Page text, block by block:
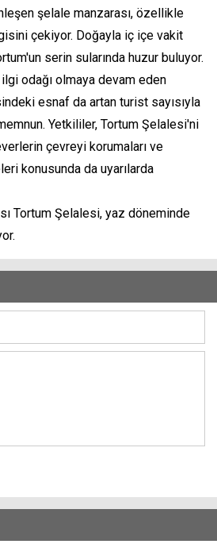
şelale manzarası, özellikle
çekiyor. Doğayla iç içe vakit
serin sularında huzur buluyor.
ilgi odağı olmaya devam eden
esnaf da artan turist sayısıyla
Yetkililer, Tortum Şelalesi'ni
çevreyi korumaları ve
konusunda da uyarılarda
Tortum Şelalesi, yaz döneminde